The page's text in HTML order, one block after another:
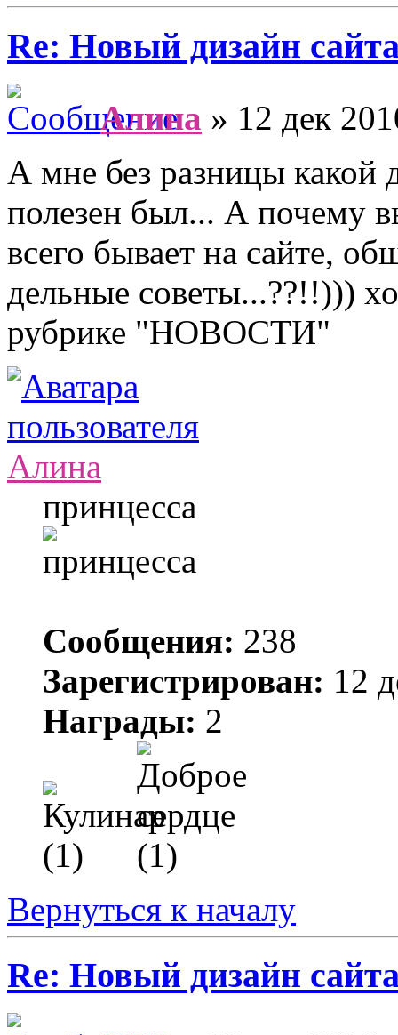
Re: Новый дизайн
Алина » 12 дек
А мне без разницы какой
полезен был... А почему
всего бывает на сайте,
дельные советы...??!!)))
рубрике "НОВОСТИ"
Алина
принцесса
Сообщения: 238
Зарегистрирован: 12
Награды: 2
Вернуться к началу
Re: Новый дизайн